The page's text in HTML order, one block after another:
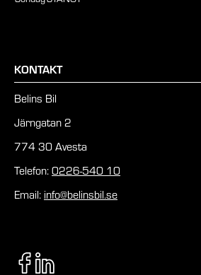
KONTAKT
Belins Bil
Järngatan 2
774 30 Avesta
Telefon:0226-540 10
Email: info@belinsbil.se